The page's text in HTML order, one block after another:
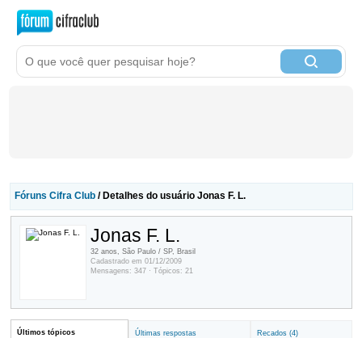
Fóruns Cifra Club/ Detalhes do usuário Jonas F. L.
Jonas F. L.
32 anos, São Paulo / SP, Brasil
Cadastrado em 01/12/2009
Mensagens: 347 · Tópicos: 21
Últimos tópicos Últimas respostas Recados (4)